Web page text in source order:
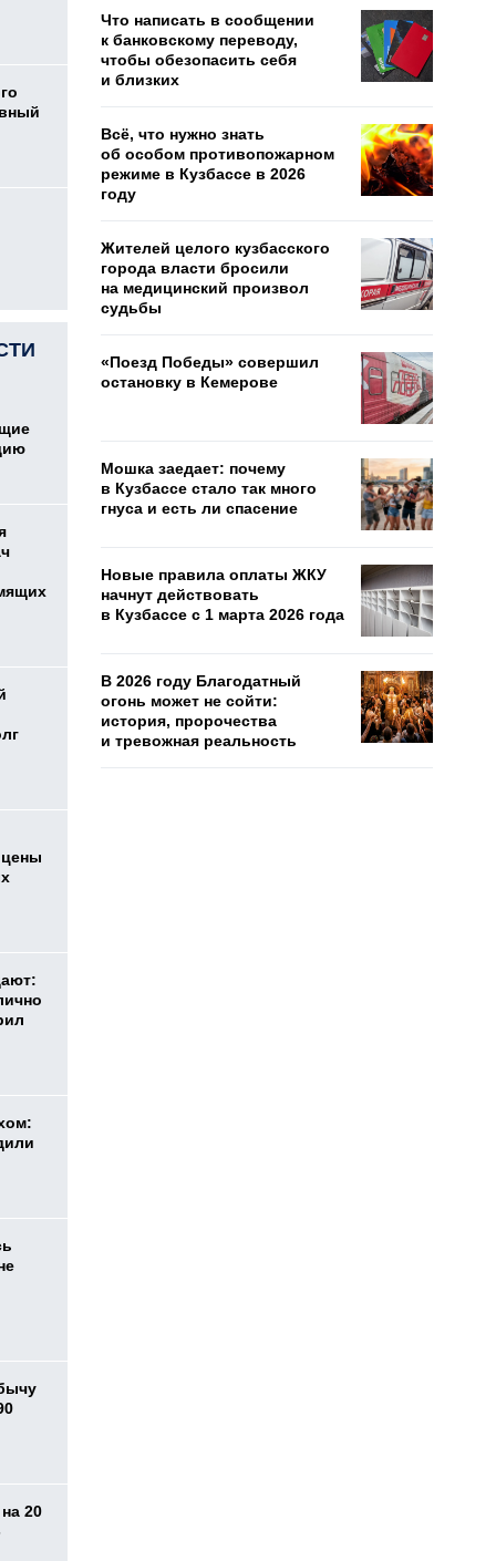
цены
20
Что написать в сообщении
к банковскому переводу,
чтобы обезопасить себя
и близких
Всё, что нужно знать
об особом противопожарном
режиме в Кузбассе в 2026
году
Жителей целого кузбасского
города власти бросили
на медицинский произвол
судьбы
«Поезд Победы» совершил
остановку в Кемерове
Мошка заедает: почему
в Кузбассе стало так много
гнуса и есть ли спасение
Новые правила оплаты ЖКУ
начнут действовать
в Кузбассе с 1 марта 2026 года
В 2026 году Благодатный
огонь может не сойти:
история, пророчества
и тревожная реальность